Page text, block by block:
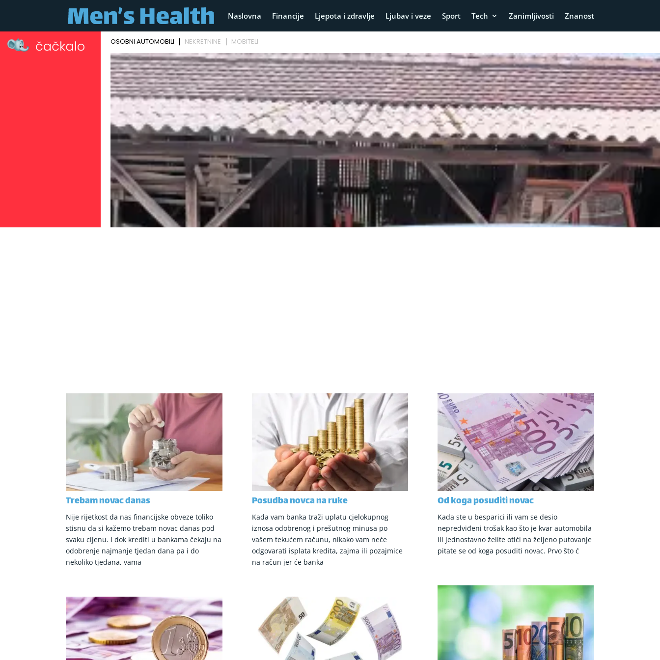
Naslovna Financije Ljepota i zdravlje Ljubav i veze Sport Tech Zanimljivosti Znanost
Trebam novac danas
Nije rijetkost da nas financijske obveze toliko
stisnu da si kažemo trebam novac danas pod
svaku cijenu. I dok krediti u bankama čekaju na
odobrenje najmanje tjedan dana pa i do
nekoliko tjedana, vama
Posudba novca na ruke
Kada vam banka traži uplatu cjelokupnog
iznosa odobrenog i prešutnog minusa po
vašem tekućem računu, nikako vam neće
odgovarati isplata kredita, zajma ili pozajmice
na račun jer će banka
Od koga posuditi novac
Kada ste u besparici ili vam se desio
nepredviđeni trošak kao što je kvar automobila
ili jednostavno želite otići na željeno putovanje
pitate se od koga posuditi novac. Prvo što ć